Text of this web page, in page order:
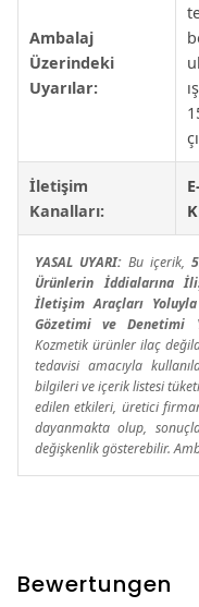
Ambalaj
Üzerindeki
Uyarılar:
İletişim
Kanalları:
YASAL UYARI:Bu içerik,
Ürünlerin İddialarına
İletişim Araçları
Gözetimi ve Denetimi
Kozmetik ürünler ilaç
tedavisi amacıyla
bilgileri ve içerik listesi
edilen etkileri, üretici
dayanmakta olup,
değişkenlik gösterebilir.
Bewertungen